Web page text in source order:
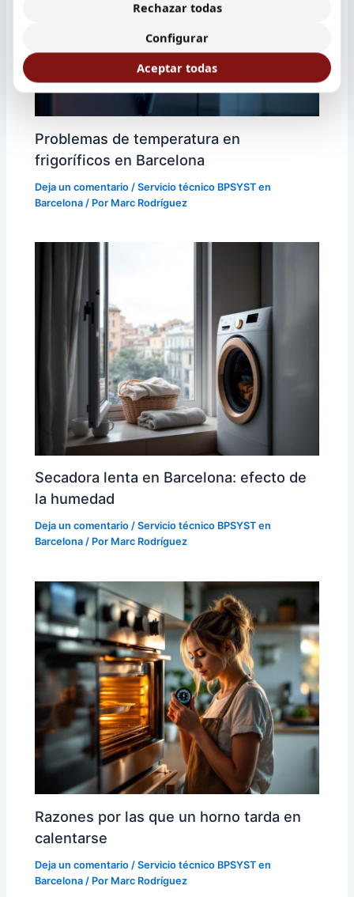
Problemas de temperatura en
frigoríficos en Barcelona
Deja un comentario /Servicio técnico BPSYST en
Barcelona / Por Marc Rodríguez
Secadora lenta en Barcelona: efecto de
la humedad
Deja un comentario /Servicio técnico BPSYST en
Barcelona / Por Marc Rodríguez
Razones por las que un horno tarda en
calentarse
Deja un comentario /Servicio técnico BPSYST en
Barcelona / Por Marc Rodríguez
Rechazar todas
Configurar
Aceptar todas